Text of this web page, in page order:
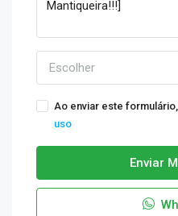
Escolher
Ao enviar este
uso
Enviar